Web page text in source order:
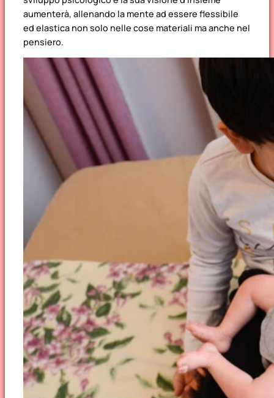
aumenterà, allenando la mente ad essere flessibile
ed elastica non solo nelle cose materiali ma anche nel
pensiero.